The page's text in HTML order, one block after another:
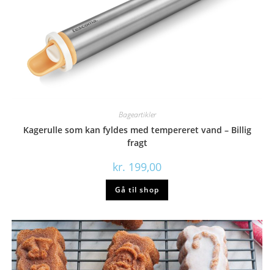
Bageartikler
Kagerulle som kan fyldes med tempereret vand – Billig
fragt
kr. 199,00
Gå til shop